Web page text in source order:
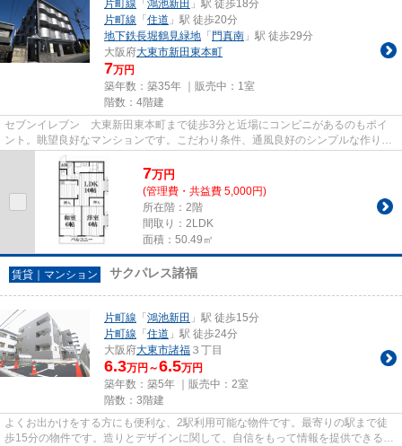
片町線 「 鴻池新田 」駅 徒歩18分
片町線 「 住道 」駅 徒歩20分
地下鉄長堀鶴見緑地 「 門真南 」駅 徒歩29分
大阪府大東市新田東本町
7万円
築年数：築35年 ｜販売中： 1室
階数：4階建
セブンイレブン 大東新田東本町まで徒歩3分と近場にコンビニがあるのもポイ
ント。眺望良好なマンションです。こだわり条件、通風良好のシンプルな作りの
マンションです。気分が落ちた...
7万円
(管理費・共益費 5,000円)
所在階：2階
間取り：2LDK
面積：50.49㎡
賃貸｜マンション サクパレス諸福
片町線 「 鴻池新田 」駅 徒歩15分
片町線 「 住道 」駅 徒歩24分
大阪府大東市諸福 ３丁目
6.3万円～6.5万円
築年数：築5年 ｜販売中： 2室
階数：3階建
よくお出かけをする方にも便利な、2駅利用可能な物件です。最寄りの駅まで徒
歩15分の物件です。造りとデザインに関して、自信をもって情報を提供できるマ